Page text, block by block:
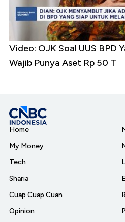
Video: OJK Soal UUS BPD
Wajib Punya Aset Rp 50 T
Home
My Money
Tech
Sharia
Cuap Cuap Cuan
Opinion